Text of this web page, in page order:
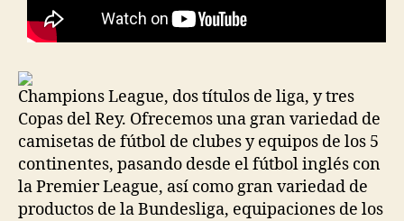
Champions League, dos títulos de liga, y tres
Copas del Rey. Ofrecemos una gran variedad de
camisetas de fútbol de clubes y equipos de los 5
continentes, pasando desde el fútbol inglés con
la Premier League, así como gran variedad de
productos de la Bundesliga, equipaciones de los